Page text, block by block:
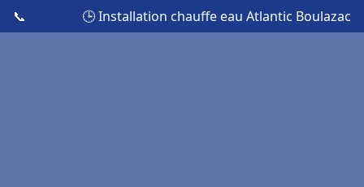
📞 🕒 Installation chauffe eau Atlantic Boulazac